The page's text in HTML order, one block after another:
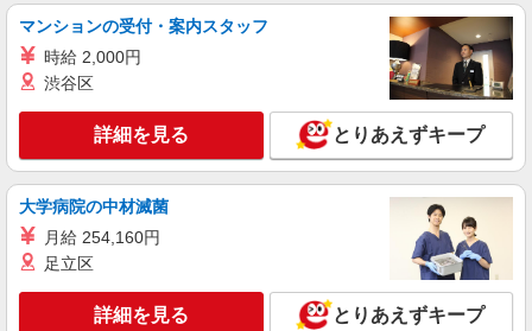
パート
エイジフリーハウス岡崎六名
サ高住小規模多機能／介護職／PMのみ
時給1,193円〜1,257円 ※経験・能力・資格等
による
エイジフリーハウス岡崎六名 愛知県岡崎市六
名東町7番1
キープ 詳細を見る
派遣社員
株式会社kotrio /●NG-H-2031174
岡崎駅｜日払いOK！日収1.1万円超え×サ高住
マンションの受付・案内スタッフ
時給 2,000円
渋谷区
詳細を見る とりあえずキープ
大学病院の中材滅菌
月給 254,160円
足立区
詳細を見る とりあえずキープ